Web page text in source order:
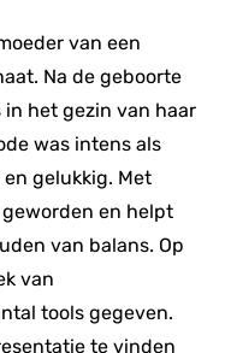
van een
Na de geboorte
het gezin van haar
was intens als
gelukkig. Met
en helpt
van balans. Op
van
tools gegeven.
te vinden